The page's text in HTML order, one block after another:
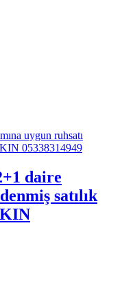
daire
satılık